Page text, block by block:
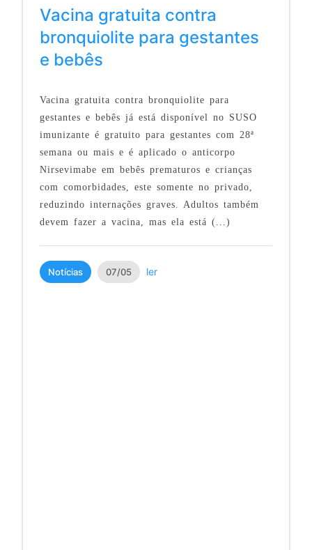
Vacina gratuita contra
bronquiolite para gestantes
e bebês
Vacina gratuita contra bronquiolite para
gestantes e bebês já está disponível no SUSO
imunizante é gratuito para gestantes com 28ª
semana ou mais e é aplicado o anticorpo
Nirsevimabe em bebês prematuros e crianças
com comorbidades, este somente no privado,
reduzindo internações graves. Adultos também
devem fazer a vacina, mas ela está (...)
Notícias 07/05 ler